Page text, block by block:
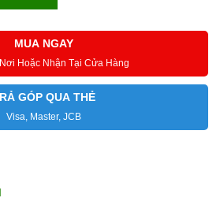
MUA NGAY
Hoặc Nhận Tại Cửa Hàng
GÓP QUA THẺ
Visa, Master, JCB